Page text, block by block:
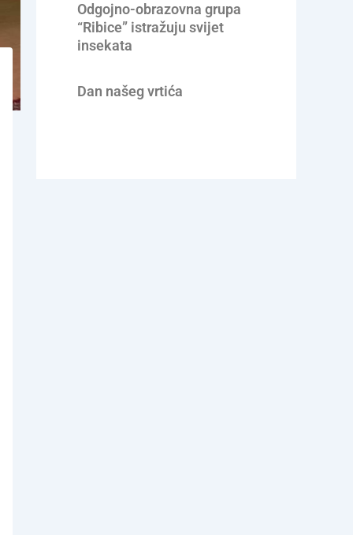
Odgojno-obrazovna grupa
“Ribice” istražuju svijet
insekata
Dan našeg vrtića